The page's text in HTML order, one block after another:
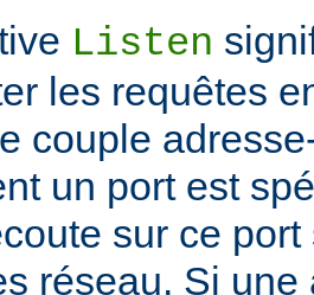
Listen
les requêtes
couple
un port est
sur ce
réseau. Si une